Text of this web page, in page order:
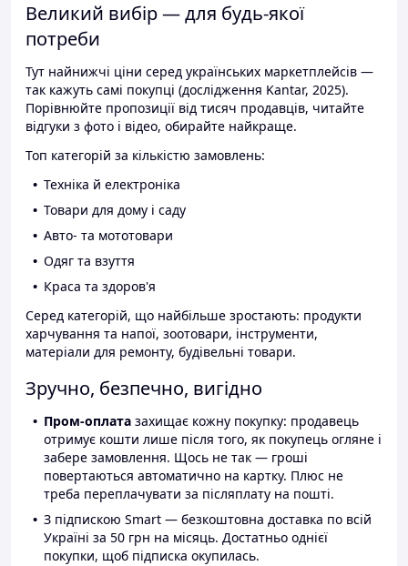
Великий вибір — для будь-якої
потреби
Тут найнижчі ціни серед українських маркетплейсів —
так кажуть самі покупці (дослідження Kantar, 2025).
Порівнюйте пропозиції від тисяч продавців, читайте
відгуки з фото і відео, обирайте найкраще.
Топ категорій за кількістю замовлень:
Техніка й електроніка
Товари для дому і саду
Авто- та мототовари
Одяг та взуття
Краса та здоров'я
Серед категорій, що найбільше зростають: продукти
харчування та напої, зоотовари, інструменти,
матеріали для ремонту, будівельні товари.
Зручно, безпечно, вигідно
Пром-оплата захищає кожну покупку: продавець
отримує кошти лише після того, як покупець огляне і
забере замовлення. Щось не так — гроші
повертаються автоматично на картку. Плюс не
треба переплачувати за післяплату на пошті.
З підпискою Smart — безкоштовна доставка по всій
Україні за 50 грн на місяць. Достатньо однієї
покупки, щоб підписка окупилась.